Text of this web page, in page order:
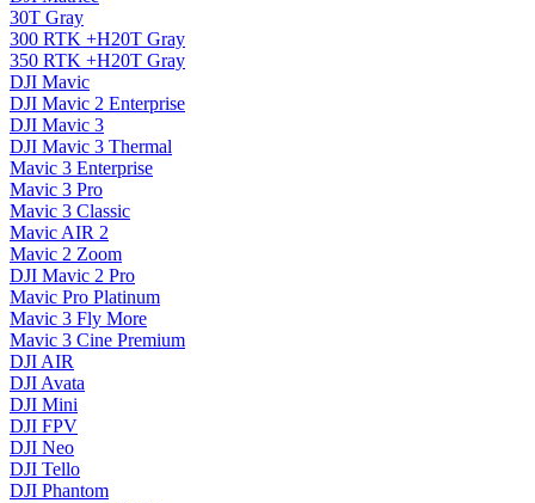
30T Gray
300 RTK +H20T Gray
350 RTK +H20T Gray
DJI Mavic
DJI Mavic 2 Enterprise
DJI Mavic 3
DJI Mavic 3 Thermal
Mavic 3 Enterprise
Mavic 3 Pro
Mavic 3 Сlassic
Mavic AIR 2
Mavic 2 Zoom
DJI Mavic 2 Pro
Mavic Pro Platinum
Mavic 3 Fly More
Mavic 3 Cine Premium
DJI AIR
DJI Avata
DJI Mini
DJI FPV
DJI Neo
DJI Tello
DJI Phantom